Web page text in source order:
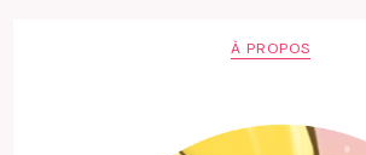
À PROPOS